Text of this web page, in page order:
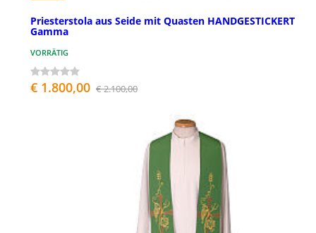
Priesterstola aus Seide mit Quasten HANDGESTICKERT
Gamma
VORRÄTIG
€ 1.800,00 € 2.100,00